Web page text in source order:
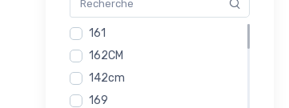
161
162CM
142cm
169